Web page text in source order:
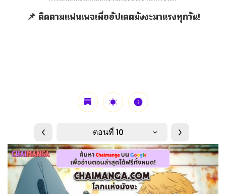
📌 ติดตามแฟนเพจเพื่ออัปเดตมังงะมาแรงทุกวัน!
ตอนที่ 10